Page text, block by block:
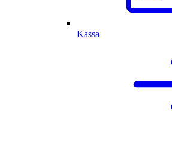
Kassa